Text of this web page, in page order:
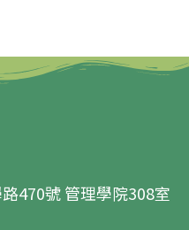
470號 管理學院308室